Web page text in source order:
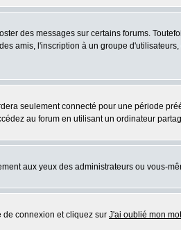
des messages sur certains forums.
amis, l'inscription à un groupe
seulement connecté pour une période
au forum en utilisant un ordinateur
aux yeux des administrateurs ou vous-
de connexion et cliquez sur J'ai oublié mon